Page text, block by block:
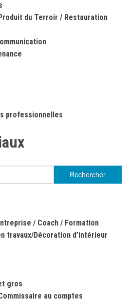
du Terroir / Restauration
professionnelles
/ Coach / Formation
travaux/Décoration d’intérieur
gros
au comptes